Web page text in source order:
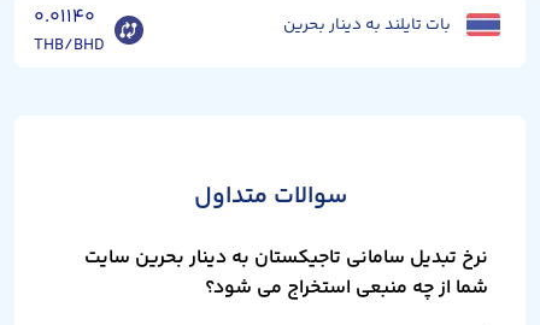
بات تایلند به دینار بحرین ۰.۰۱۱۴۰
THB/BHD
سوالات متداول
نرخ تبدیل سامانی تاجیکستان به دینار بحرین سایت
شما از چه منبعی استخراج می شود؟